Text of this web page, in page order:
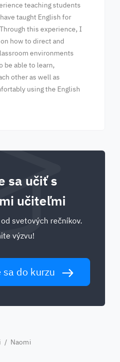
teaching students
taught English for
this experience, I
how to direct and
environments
be able to learn,
other as well as
using the English
sa učiť s
učiteľmi
svetových rečníkov.
výzvu!
do kurzu
/ Naomi